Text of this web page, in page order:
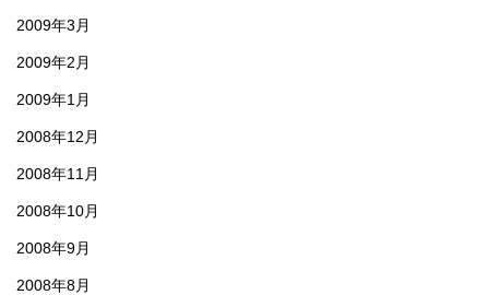
2009年3月
2009年2月
2009年1月
2008年12月
2008年11月
2008年10月
2008年9月
2008年8月